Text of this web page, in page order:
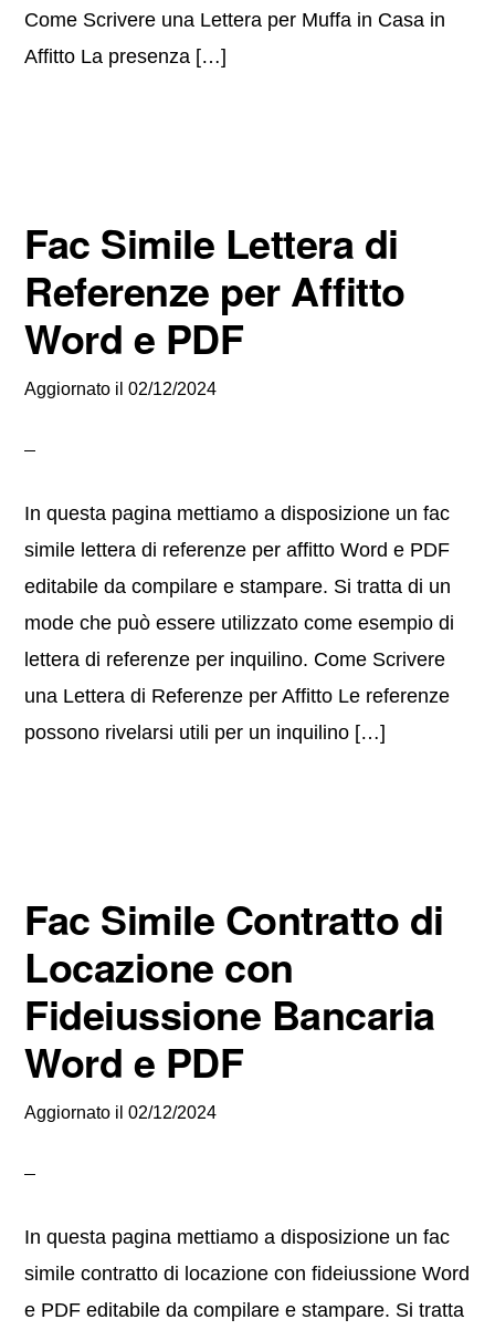
Come Scrivere una Lettera per Muffa in Casa in
Affitto La presenza […]
Fac Simile Lettera di
Referenze per Affitto
Word e PDF
Aggiornato il02/12/2024
In questa pagina mettiamo a disposizione un fac
simile lettera di referenze per affitto Word e PDF
editabile da compilare e stampare. Si tratta di un
mode che può essere utilizzato come esempio di
lettera di referenze per inquilino. Come Scrivere
una Lettera di Referenze per Affitto Le referenze
possono rivelarsi utili per un inquilino […]
Fac Simile Contratto di
Locazione con
Fideiussione Bancaria
Word e PDF
Aggiornato il02/12/2024
In questa pagina mettiamo a disposizione un fac
simile contratto di locazione con fideiussione Word
e PDF editabile da compilare e stampare. Si tratta